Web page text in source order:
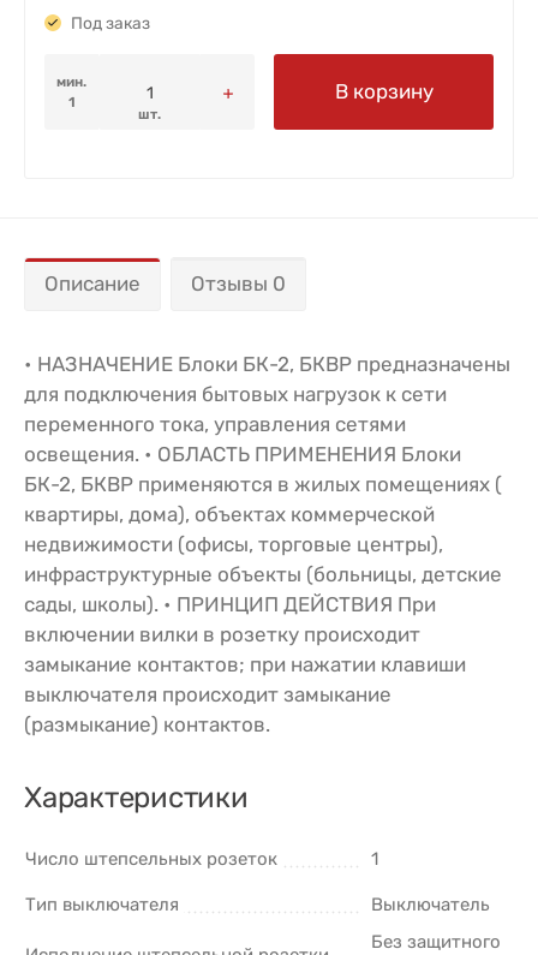
Под заказ
мин.
1
шт.
В корзину
Описание Отзывы 0
• НАЗНАЧЕНИЕ Блоки БК-2, БКВР предназначены
для подключения бытовых нагрузок к сети
переменного тока, управления сетями
освещения. • ОБЛАСТЬ ПРИМЕНЕНИЯ Блоки
БК-2, БКВР применяются в жилых помещениях (
квартиры, дома), объектах коммерческой
недвижимости (офисы, торговые центры),
инфраструктурные объекты (больницы, детские
сады, школы). • ПРИНЦИП ДЕЙСТВИЯ При
включении вилки в розетку происходит
замыкание контактов; при нажатии клавиши
выключателя происходит замыкание
(размыкание) контактов.
Характеристики
Число штепсельных розеток 1
Тип выключателя Выключатель
Без защитного